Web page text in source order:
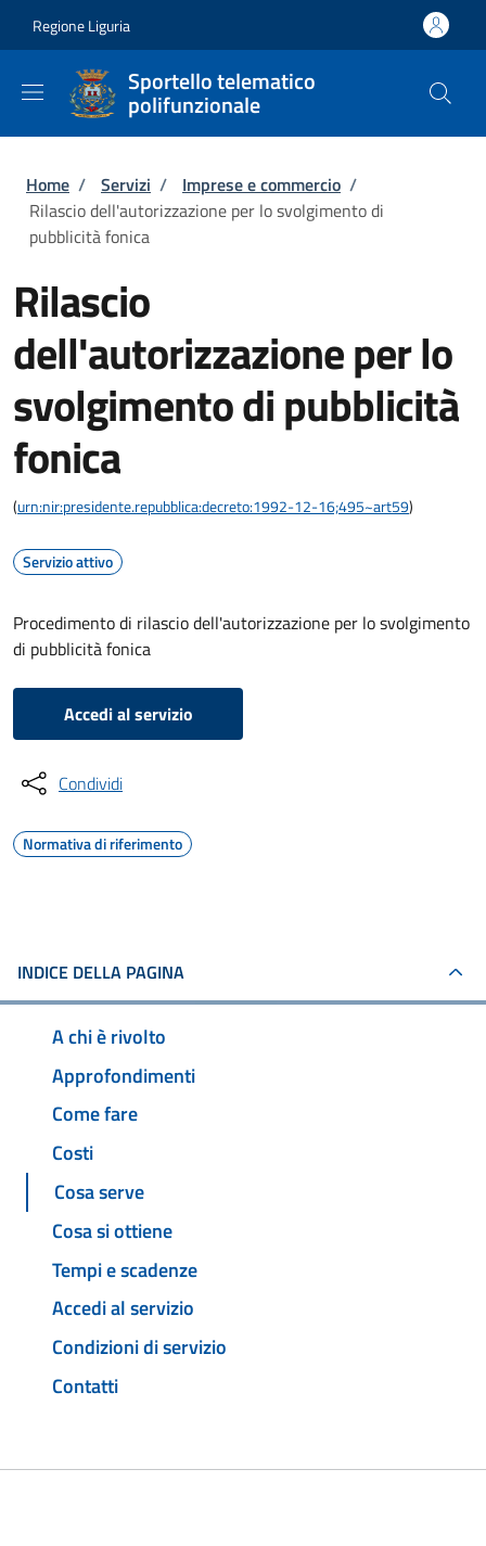
Regione Liguria
Sportello telematico
polifunzionale
Briciole di pane
Home / Servizi / Imprese e commercio /
Rilascio dell'autorizzazione per lo svolgimento di
pubblicità fonica
Rilascio
dell'autorizzazione per lo
svolgimento di pubblicità
fonica
(urn:nir:presidente.repubblica:decreto:1992-12-16;495~art59)
Servizio attivo
Procedimento di rilascio dell'autorizzazione per lo svolgimento
di pubblicità fonica
Accedi al servizio
Condividi
Normativa di riferimento
INDICE DELLA PAGINA
A chi è rivolto
Approfondimenti
Come fare
Costi
Cosa serve
Cosa si ottiene
Tempi e scadenze
Accedi al servizio
Condizioni di servizio
Contatti